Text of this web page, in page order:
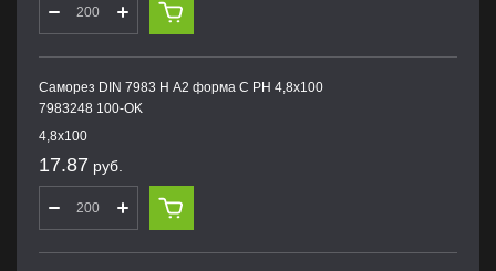
Саморез DIN 7983 H А2 форма С PH 4,8х100
7983248 100-OK
4,8х100
17.87 руб.